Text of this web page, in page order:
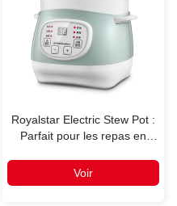
Royalstar Electric Stew Pot :
Parfait pour les repas en
nourriture pour bébé
Voir